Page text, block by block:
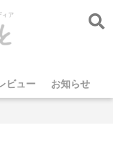
ビュー お知らせ